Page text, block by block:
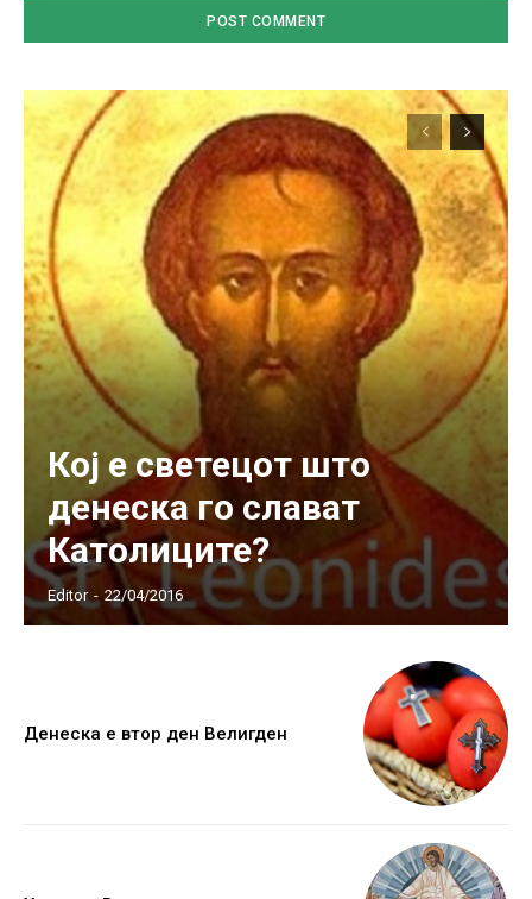
Кој е светецот што
денеска го слават
Католиците?
Editor - 22/04/2016
Денеска е втор ден Велигден